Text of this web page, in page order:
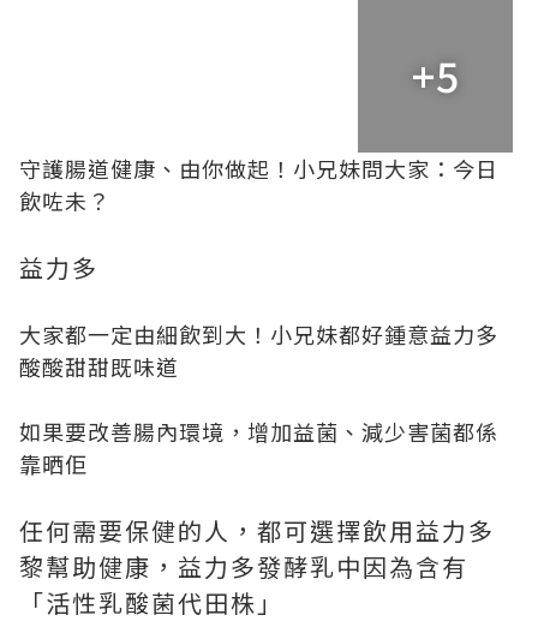
+5
守護腸道健康、由你做起！小兄妹問大家：今日
飲咗未？
益力多
大家都一定由細飲到大！小兄妹都好鍾意益力多
酸酸甜甜既味道
如果要改善腸內環境，增加益菌、減少害菌都係
靠晒佢
任何需要保健的人，都可選擇飲用益力多
黎幫助健康，益力多發酵乳中因為含有
「活性乳酸菌代田株」